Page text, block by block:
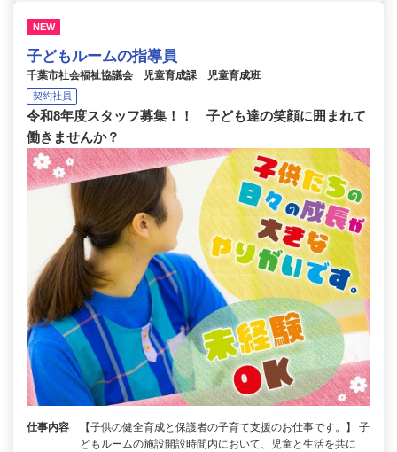
NEW
子どもルームの指導員
千葉市社会福祉協議会 児童育成課 児童育成班
契約社員
令和8年度スタッフ募集！！ 子ども達の笑顔に囲まれて
働きませんか？
仕事内容
【子供の健全育成と保護者の子育て支援のお仕事です。】 子
どもルームの施設開設時間内において、児童と生活を共に